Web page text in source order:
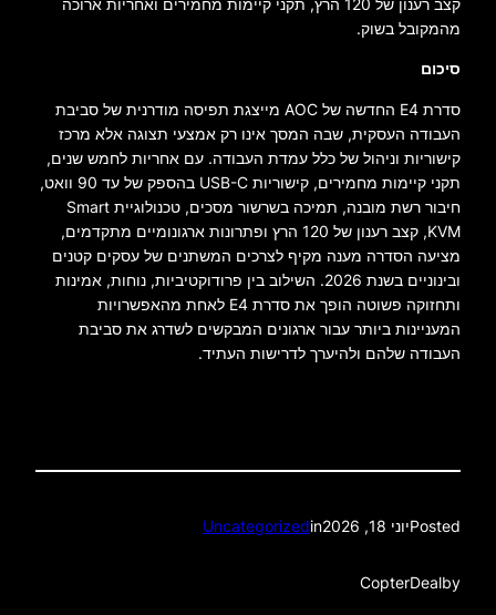
קצב רענון של 120 הרץ, תקני קיימות מחמירים ואחריות ארוכה
מהמקובל בשוק.
סיכום
סדרת E4 החדשה של AOC מייצגת תפיסה מודרנית של סביבת
העבודה העסקית, שבה המסך אינו רק אמצעי תצוגה אלא מרכז
קישוריות וניהול של כלל עמדת העבודה. עם אחריות לחמש שנים,
תקני קיימות מחמירים, קישוריות USB-C בהספק של עד 90 וואט,
חיבור רשת מובנה, תמיכה בשרשור מסכים, טכנולוגיית Smart
KVM, קצב רענון של 120 הרץ ופתרונות ארגונומיים מתקדמים,
מציעה הסדרה מענה מקיף לצרכים המשתנים של עסקים קטנים
ובינוניים בשנת 2026. השילוב בין פרודוקטיביות, נוחות, אמינות
ותחזוקה פשוטה הופך את סדרת E4 לאחת מהאפשרויות
המעניינות ביותר עבור ארגונים המבקשים לשדרג את סביבת
העבודה שלהם ולהיערך לדרישות העתיד.
Postedיוני 18, 2026 in
Uncategorized
by
CopterDeal